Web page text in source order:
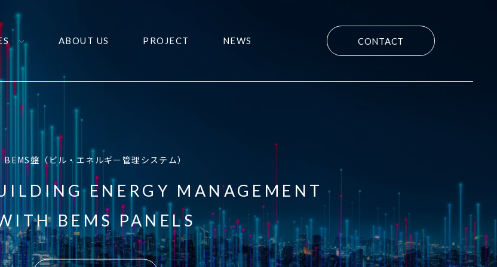
ABOUT US PROJECT NEWS CONTACT
BEMS盤（ビル・エネルギー管理システム）
ENERGY MANAGEMENT
BEMS PANELS